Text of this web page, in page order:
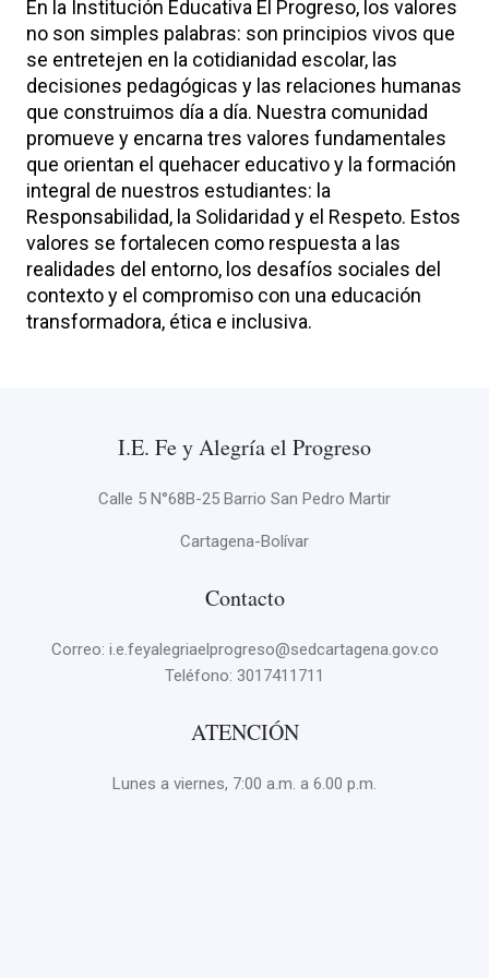
En la Institución Educativa El Progreso, los valores
no son simples palabras: son principios vivos que
se entretejen en la cotidianidad escolar, las
decisiones pedagógicas y las relaciones humanas
que construimos día a día. Nuestra comunidad
promueve y encarna tres valores fundamentales
que orientan el quehacer educativo y la formación
integral de nuestros estudiantes: la
Responsabilidad, la Solidaridad y el Respeto. Estos
valores se fortalecen como respuesta a las
realidades del entorno, los desafíos sociales del
contexto y el compromiso con una educación
transformadora, ética e inclusiva.
I.E. Fe y Alegría el Progreso
Calle 5 N°68B-25 Barrio San Pedro Martir
Cartagena-Bolívar
Contacto
Correo: i.e.feyalegriaelprogreso@sedcartagena.gov.co
Teléfono: 3017411711
ATENCIÓN
Lunes a viernes, 7:00 a.m. a 6.00 p.m.